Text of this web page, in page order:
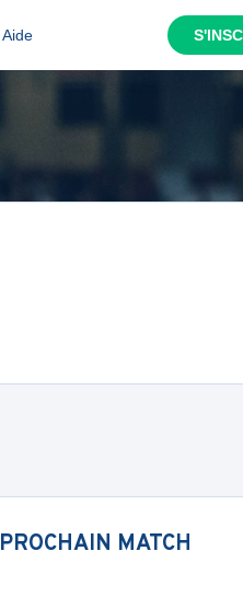
Aide
PROCHAIN MATCH